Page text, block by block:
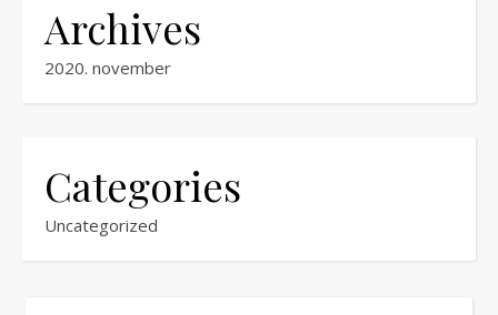
Archives
2020. november
Categories
Uncategorized